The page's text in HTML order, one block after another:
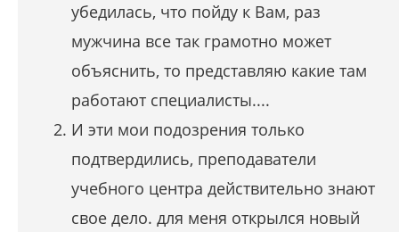
убедилась, что пойду к Вам, раз
мужчина все так грамотно может
объяснить, то представляю какие там
работают специалисты....
И эти мои подозрения только
подтвердились, преподаватели
учебного центра действительно знают
свое дело. для меня открылся новый